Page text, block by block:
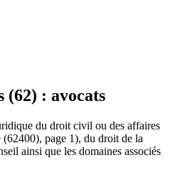
(62) : avocats
du droit civil ou des affaires
page 1), du droit de la
ainsi que les domaines associés